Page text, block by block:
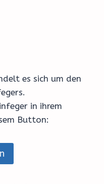
es sich um den
in ihrem
Button: